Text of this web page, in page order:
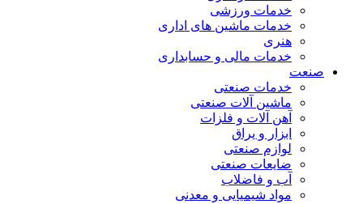
خدمات ورزشی
خدمات ماشین های اداری
هنری
خدمات مالی و حسابداری
صنعت
خدمات صنعتی
ماشین آلات صنعتی
آهن آلات و فلزات
ابزار و یراق
لوازم صنعتی
ضایعات صنعتی
آب و فاضلاب
مواد شیمیایی و معدنی